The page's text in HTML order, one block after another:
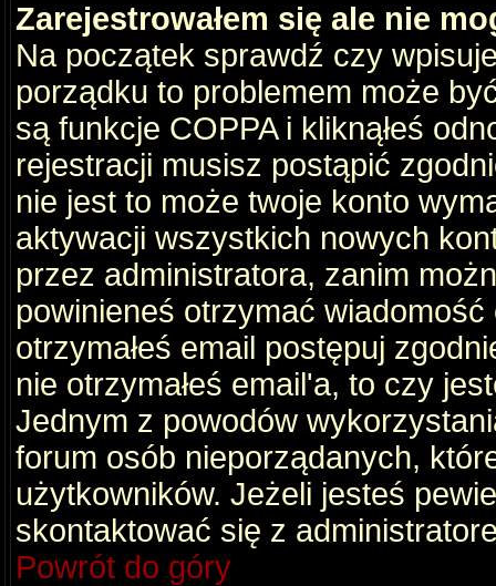
Zarejestrowałem się ale nie
Na początek sprawdź czy
porządku to problemem może
są funkcje COPPA i kliknąłeś
rejestracji musisz postąpić
nie jest to może twoje konto
aktywacji wszystkich nowych
przez administratora, zanim
powinieneś otrzymać
otrzymałeś email postępuj
nie otrzymałeś email'a, to czy
Jednym z powodów
forum osób nieporządanych,
użytkowników. Jeżeli jesteś
skontaktować się z
Powrót do góry